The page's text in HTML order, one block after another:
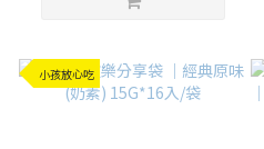
小孩放心吃